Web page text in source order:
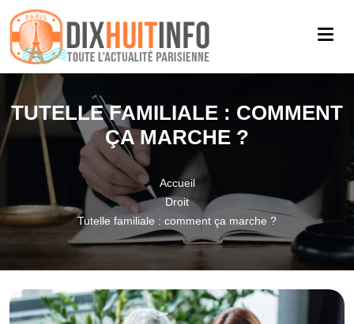
TUTELLE FAMILIALE : COMMENT
ÇA MARCHE ?
Accueil
Droit
Tutelle familiale : comment ça marche ?